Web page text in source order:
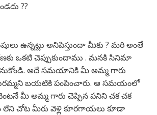
??
ఉన్నట్లు అనిపిస్తుందా మీకు ? మరి అంతే
ఒకటి చెప్పుకుందాము . మనకి సినిమా
అదే సమయానికి మీ అమ్మ గారు
బయటికి పంపించారు. ఆ సమయంలో
మీ అమ్మ గారు చెప్పిన పనిని చక చక
లేని చోట మీరు వెళ్లి కూరగాయలు కూడా